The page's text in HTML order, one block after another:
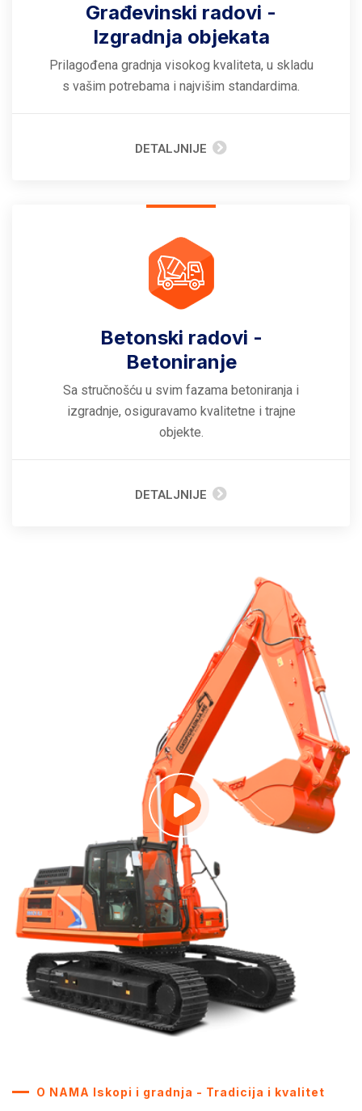
Građevinski radovi -
Izgradnja objekata
Prilagođena gradnja visokog kvaliteta, u skladu
s vašim potrebama i najvišim standardima.
DETALJNIJE
Betonski radovi -
Betoniranje
Sa stručnošću u svim fazama betoniranja i
izgradnje, osiguravamo kvalitetne i trajne
objekte.
DETALJNIJE
O NAMA Iskopi i gradnja - Tradicija i kvalitet